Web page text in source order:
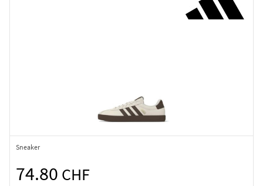
Sneaker
74.80 CHF